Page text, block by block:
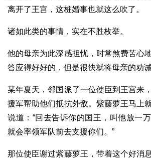
离开了王宫，这桩婚事也就这么吹了。
诸如此类的事情，实在不胜枚举。
他的母亲为此深感担忧，时常煞费苦心
答应得好好的，但是很快就将母亲的劝
某年夏天，邻国派了一位使臣到王宫来
援军帮助他们抵抗外敌。紫藤萝王马上
说道：“回去告诉你的国王，叫他放一
就会率领军队前去支援你们。”
那位使臣谢过紫藤萝王，带着这个好消